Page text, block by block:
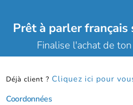
Prêt à parler français
Finalise l'achat de
Déjà client ? Cliquez ici pour
Coordonnées